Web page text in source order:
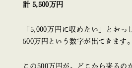
計 5,500万円
「5,000万円に収めたい」とおっ
500万円という数字が出てきます
この500万円が、どこから来るの